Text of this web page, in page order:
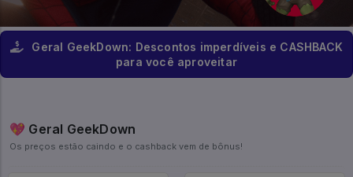
Geral GeekDown: Descontos imperdíveis e CASHBACK
para você aproveitar
💖 Geral GeekDown
Os preços estão caindo e o cashback vem de bônus!